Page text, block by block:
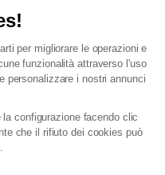
per migliorare le operazioni e
funzionalità attraverso l'uso
personalizzare i nostri annunci
configurazione facendo clic
che il rifiuto dei cookies può
vendita
e dei cookie
clienti professionali